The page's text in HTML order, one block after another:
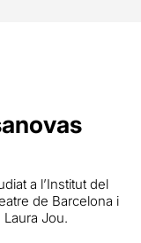
a l’Institut del
de Barcelona i
Laura Jou.